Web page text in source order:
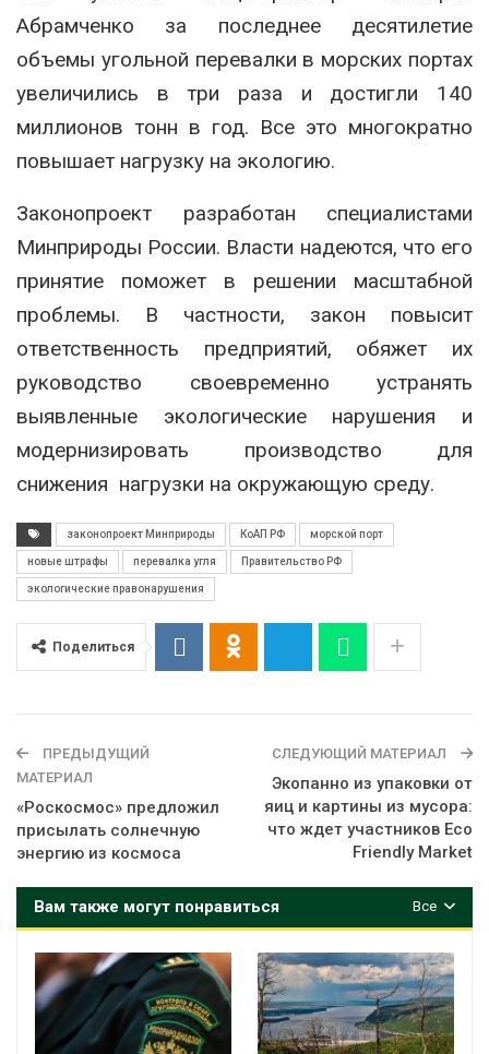
Абрамченко за последнее десятилетие
объемы угольной перевалки в морских портах
увеличились в три раза и достигли 140
миллионов тонн в год. Все это многократно
повышает нагрузку на экологию.
Законопроект разработан специалистами
Минприроды России. Власти надеются, что его
принятие поможет в решении масштабной
проблемы. В частности, закон повысит
ответственность предприятий, обяжет их
руководство своевременно устранять
выявленные экологические нарушения и
модернизировать производство для
снижения нагрузки на окружающую среду.
законопроект Минприроды КоАП РФ морской порт
новые штрафы перевалка угля Правительство РФ
экологические правонарушения
Поделиться
ПРЕДЫДУЩИЙ
МАТЕРИАЛ
«Роскосмос» предложил
присылать солнечную
энергию из космоса
СЛЕДУЮЩИЙ МАТЕРИАЛ
Экопанно из упаковки от
яиц и картины из мусора:
что ждет участников Eco
Friendly Market
Все
Вам также могут понравиться